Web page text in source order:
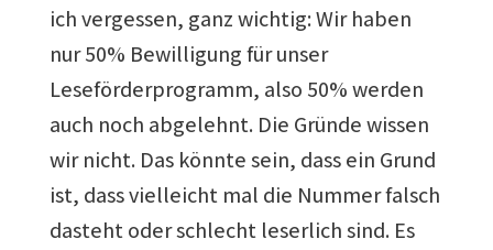
ich vergessen, ganz wichtig: Wir haben
nur 50% Bewilligung für unser
Leseförderprogramm, also 50% werden
auch noch abgelehnt. Die Gründe wissen
wir nicht. Das könnte sein, dass ein Grund
ist, dass vielleicht mal die Nummer falsch
dasteht oder schlecht leserlich sind. Es